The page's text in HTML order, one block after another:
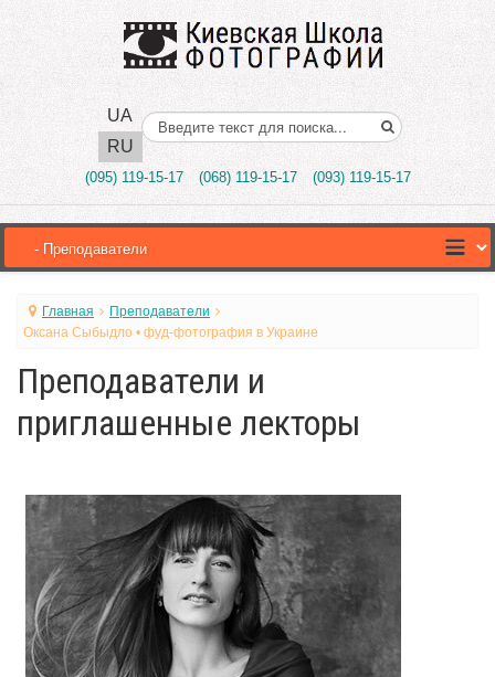
UA
RU
Поиск..
(095) 119-15-17 (068) 119-15-17 (093) 119-15-17
Главная
Преподаватели
Оксана Сыбыдло • фуд-фотография в Украине
Преподаватели и
приглашенные лекторы